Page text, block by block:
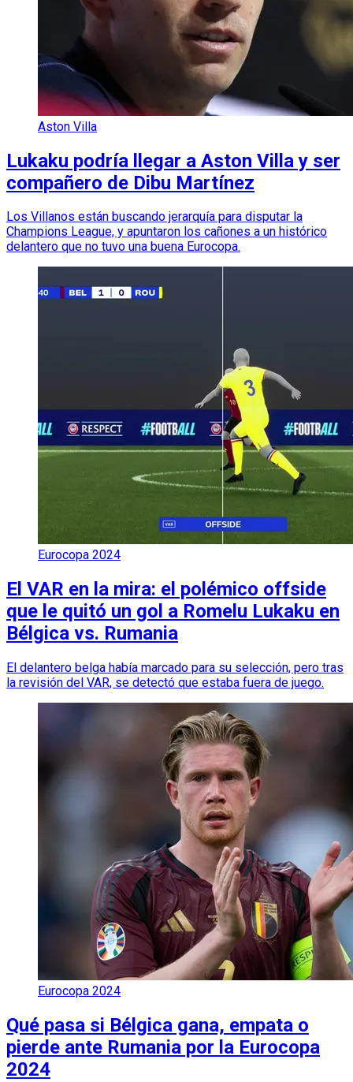
Aston Villa
Lukaku podría llegar a Aston Villa y ser
compañero de Dibu Martínez
Los Villanos están buscando jerarquía para disputar la
Champions League, y apuntaron los cañones a un histórico
delantero que no tuvo una buena Eurocopa.
Eurocopa 2024
El VAR en la mira: el polémico offside
que le quitó un gol a Romelu Lukaku en
Bélgica vs. Rumania
El delantero belga había marcado para su selección, pero tras
la revisión del VAR, se detectó que estaba fuera de juego.
Eurocopa 2024
Qué pasa si Bélgica gana, empata o
pierde ante Rumania por la Eurocopa
2024